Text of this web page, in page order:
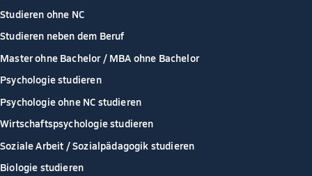
Studieren ohne NC
Studieren neben dem Beruf
Master ohne Bachelor / MBA ohne Bachelor
Psychologie studieren
Psychologie ohne NC studieren
Wirtschaftspsychologie studieren
Soziale Arbeit / Sozialpädagogik studieren
Biologie studieren